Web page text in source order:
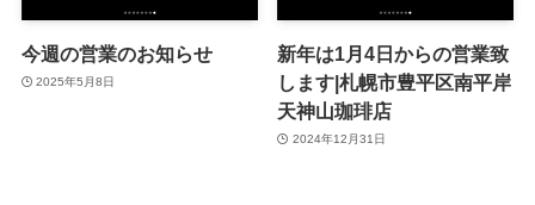
今週の営業のお知らせ
2025年5月8日
新年は1月4日からの営業致
します|札幌市豊平区南平岸
天神山珈琲店
2024年12月31日